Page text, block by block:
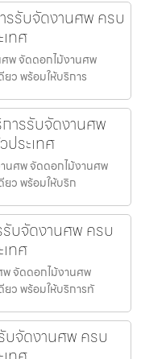
รรับจัดงานศพ ครบ
ทศ
พ จัดดอกไม้งานศพ
ว พร้อมให้บริการ
ารรับจัดงานศพ
ประเทศ
นศพ จัดดอกไม้งานศพ
ยว พร้อมให้บริก
รับจัดงานศพ ครบ
ทศ
พ จัดดอกไม้งานศพ
ยว พร้อมให้บริการทั
บจัดงานศพ ครบ